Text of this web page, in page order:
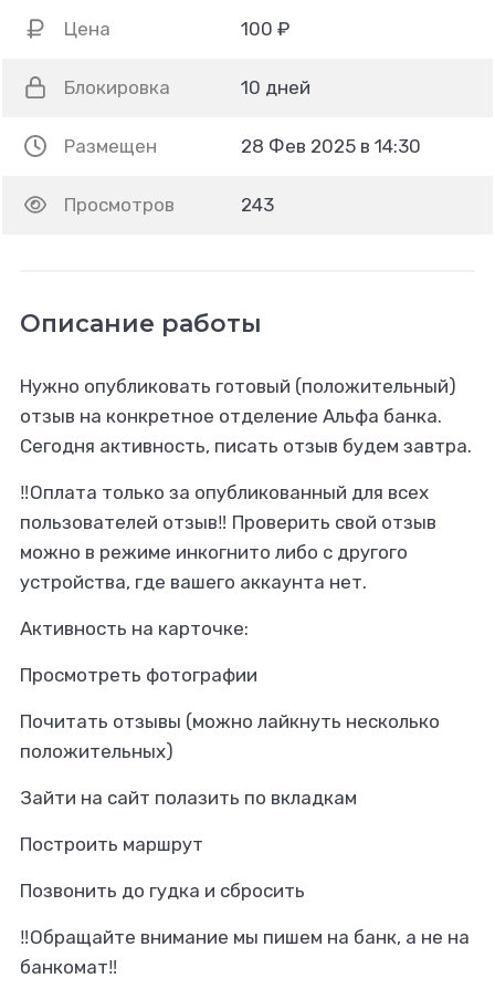
Цена 100 ₽
Блокировка 10 дней
Размещен 28 Фев 2025 в 14:30
Просмотров 243
Описание работы
Нужно опубликовать готовый (положительный)
отзыв на конкретное отделение Альфа банка.
Сегодня активность, писать отзыв будем завтра.
‼️Оплата только за опубликованный для всех
пользователей отзыв‼️ Проверить свой отзыв
можно в режиме инкогнито либо с другого
устройства, где вашего аккаунта нет.
Активность на карточке:
Просмотреть фотографии
Почитать отзывы (можно лайкнуть несколько
положительных)
Зайти на сайт полазить по вкладкам
Построить маршрут
Позвонить до гудка и сбросить
‼️Обращайте внимание мы пишем на банк, а не на
банкомат‼️